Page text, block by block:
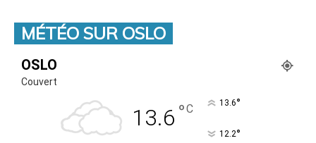
MÉTÉO SUR OSLO
OSLO
Couvert
13.6 °C 13.6°
12.2°